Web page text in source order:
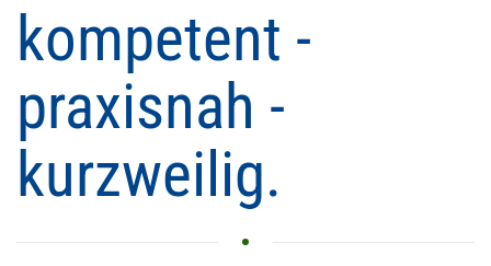
kompetent -
praxisnah -
kurzweilig.